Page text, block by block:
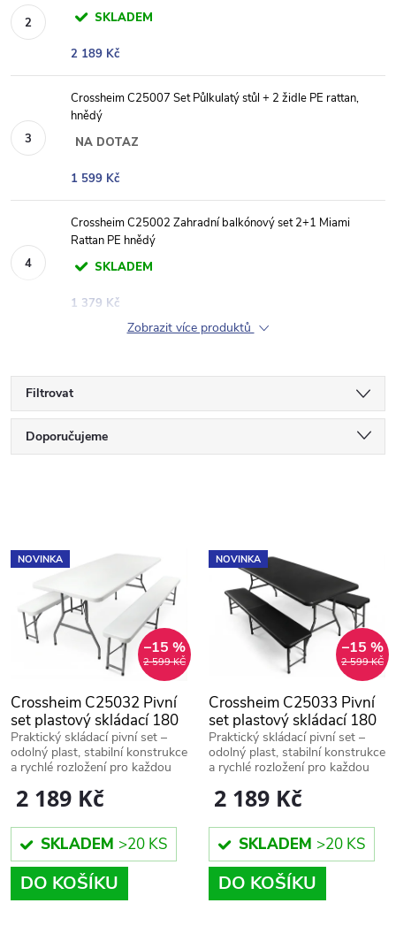
SKLADEM
2 189 Kč
Crossheim C25007 Set Půlkulatý stůl + 2 židle PE rattan,
hnědý
NA DOTAZ
1 599 Kč
Crossheim C25002 Zahradní balkónový set 2+1 Miami
Rattan PE hnědý
SKLADEM
1 379 Kč
Zobrazit více produktů
Filtrovat
Ř
e
n
p
r
o
d
u
Doporučujeme
ý
p
r
o
d
u
NOVINKA
2 599 KČ
–15 %
Crossheim C25032 Pivní
set plastový skládací 180
cm bílá
2 189 Kč
SKLADEM >20 KS
DO KOŠÍKU
Praktický skládací pivní set –
odolný plast, stabilní konstrukce
a rychlé rozložení pro každou
NOVINKA
2 599 KČ
–15 %
Crossheim C25033 Pivní
set plastový skládací 180
cm černá
2 189 Kč
SKLADEM >20 KS
DO KOŠÍKU
Praktický skládací pivní set –
odolný plast, stabilní konstrukce
a rychlé rozložení pro každou